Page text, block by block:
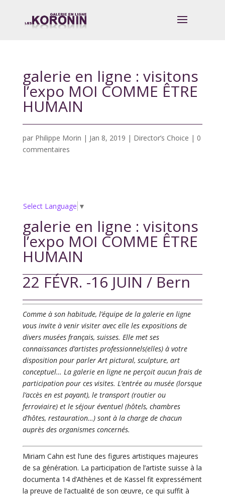
galerie en ligne : visitons
l’expo MOI COMME ÊTRE
HUMAIN
par Philippe Morin | Jan 8, 2019 | Director’s Choice | 0
commentaires
Select Language ▼
galerie en ligne : visitons
l’expo MOI COMME ÊTRE
HUMAIN
22 FÉVR. -16 JUIN / Bern
Comme à son habitude, l’équipe de la galerie en ligne
vous invite à venir visiter avec elle les expositions de
divers musées français, suisses. Elle met ses
connaissances d’artistes professionnels(elles) à votre
disposition pour parler Art pictural, sculpture, art
conceptuel… La galerie en ligne ne perçoit aucun frais de
participation pour ces visites. L’entrée au musée (lorsque
l’accès en est payant), le transport (routier ou
ferroviaire) et le séjour éventuel (hôtels, chambres
d’hôtes, restauration…) sont à la charge de chacun
auprès des organismes concernés.
Miriam Cahn est l’une des figures artistiques majeures
de sa génération. La participation de l’artiste suisse à la
documenta 14 d’Athènes et de Kassel fit expressément
la preuve de l’actualité de son œuvre, ce qui suffit à